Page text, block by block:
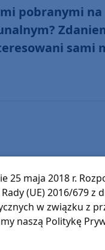
pobranymi na
sami
25 maja 2018 r.
(UE) 2016/679 z
w związku z
naszą Politykę